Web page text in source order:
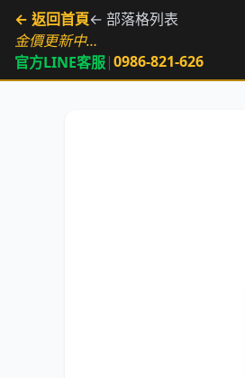
← 返回首頁← 部落格列表
金價更新中…
官方LINE客服|0986-821-626